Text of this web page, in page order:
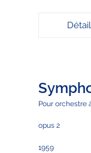
Pour orchestre
opus 2
1959